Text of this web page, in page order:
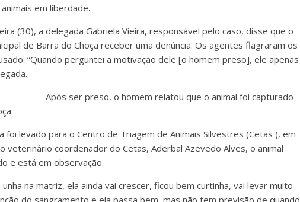
em liberdade.
(30), a delegada Gabriela Vieira, responsável pelo caso, disse que o
de Barra do Choça receber uma denúncia. Os agentes flagraram os
“Quando perguntei a motivação dele [o homem preso], ele apenas
Após ser preso, o homem relatou que o animal foi capturado
levado para o Centro de Triagem de Animais Silvestres (Cetas ), em
veterinário coordenador do Cetas, Aderbal Azevedo Alves, o animal
e está em observação.
na matriz, ela ainda vai crescer, ficou bem curtinha, vai levar muito
do sangramento e ela passa bem, mas não tem previsão de quando